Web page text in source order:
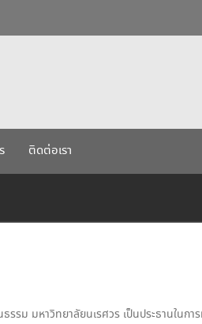
ติดต่อเรา
มหาวิทยาลัยนเรศวร เป็นประธานในกา